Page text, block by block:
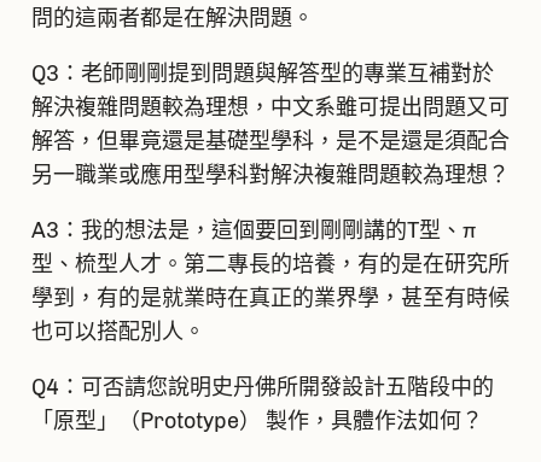
問的這兩者都是在解決問題。
Q3：老師剛剛提到問題與解答型的專業互補對於
解決複雜問題較為理想，中文系雖可提出問題又可
解答，但畢竟還是基礎型學科，是不是還是須配合
另一職業或應用型學科對解決複雜問題較為理想？
A3：我的想法是，這個要回到剛剛講的T型、π
型、梳型人才。第二專長的培養，有的是在研究所
學到，有的是就業時在真正的業界學，甚至有時候
也可以搭配別人。
Q4：可否請您說明史丹佛所開發設計五階段中的
「原型」（Prototype） 製作，具體作法如何？